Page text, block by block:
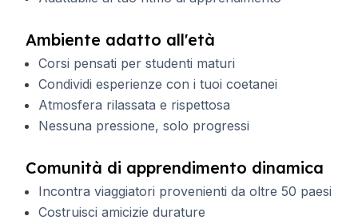
Ambiente adatto all'età
Corsi pensati per studenti maturi
Condividi esperienze con i tuoi coetanei
Atmosfera rilassata e rispettosa
Nessuna pressione, solo progressi
Comunità di apprendimento dinamica
Incontra viaggiatori provenienti da oltre 50 paesi
Costruisci amicizie durature